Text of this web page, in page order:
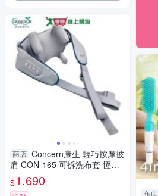
商店 Concern康生 輕巧按摩披
肩 CON-165 可拆洗布套 恆溫
熱敷 揉捏 紓壓 肩頸按摩 模擬
人手按摩【愛買】
$1,690